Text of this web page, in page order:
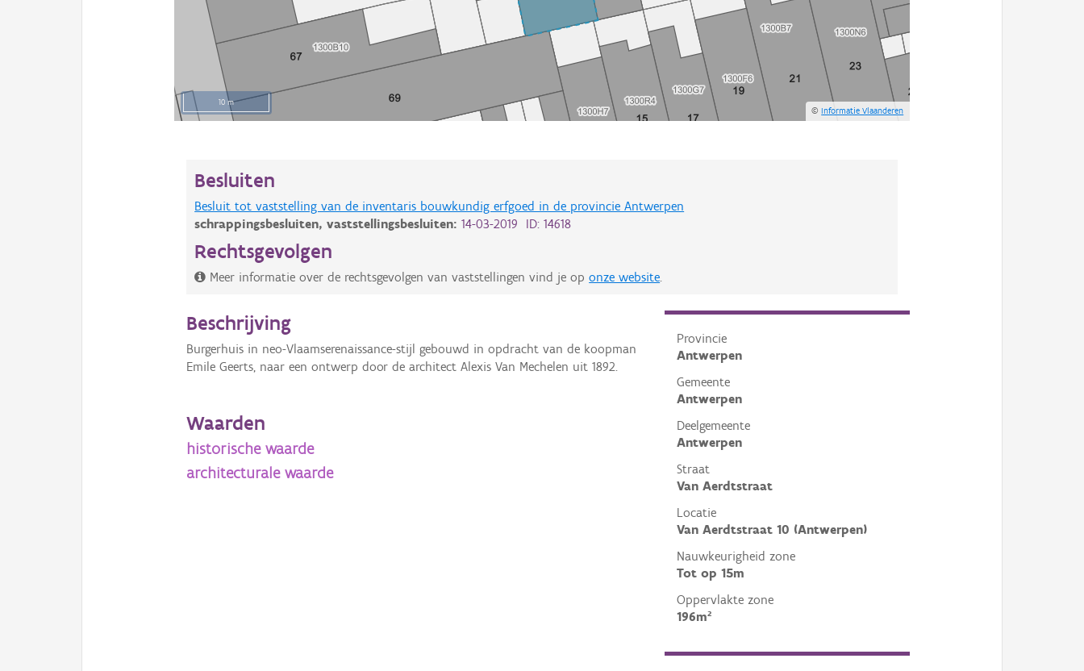
10 m
©Informatie Vlaanderen
Besluiten
Besluit tot vaststelling van de inventaris bouwkundig erfgoed in de provincie Antwerpen
schrappingsbesluiten,vaststellingsbesluiten:14-03-2019 ID: 14618
Rechtsgevolgen
Meer informatie over de rechtsgevolgen van vaststellingen vind je oponze website.
Provincie
Antwerpen
Gemeente
Antwerpen
Deelgemeente
Antwerpen
Straat
Van Aerdtstraat
Locatie
Van Aerdtstraat 10 (Antwerpen)
Nauwkeurigheid zone
Tot op 15m
Oppervlakte zone
196m²
Beschrijving
Burgerhuis in neo-Vlaamserenaissance-stijl gebouwd in opdracht van de koopman
Emile Geerts, naar een ontwerp door de architect Alexis Van Mechelen uit 1892.
Waarden
historische waarde
architecturale waarde